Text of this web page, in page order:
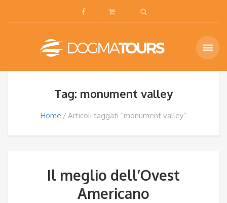
Tag: monument valley
Home Articoli taggati “monument valley”
Il meglio dell’Ovest
Americano